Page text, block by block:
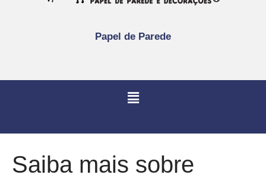
Papel de Parede
Saiba mais sobre